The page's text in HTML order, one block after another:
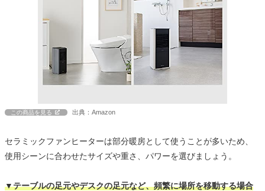
この商品を見る 出典：Amazon
セラミックファンヒーターは部分暖房として使うことが多いため、
使用シーンに合わせたサイズや重さ、パワーを選びましょう。
▼テーブルの足元やデスクの足元など、頻繁に場所を移動する場合